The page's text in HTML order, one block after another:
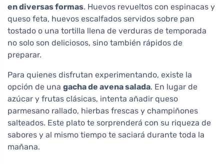
en diversas formas. Huevos revueltos con espinacas y
queso feta, huevos escalfados servidos sobre pan
tostado o una tortilla llena de verduras de temporada
no solo son deliciosos, sino también rápidos de
preparar.
Para quienes disfrutan experimentando, existe la
opción de una gacha de avena salada. En lugar de
azúcar y frutas clásicas, intenta añadir queso
parmesano rallado, hierbas frescas y champiñones
salteados. Este plato te sorprenderá con su riqueza de
sabores y al mismo tiempo te saciará durante toda la
mañana.